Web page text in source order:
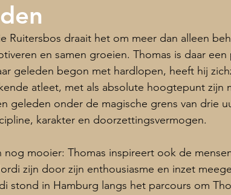
Ruitersbos draait het om meer dan alleen
en samen groeien. Thomas is daar
geleden begon met hardlopen, heeft hij
atleet, met als absolute hoogtepunt zijn
geleden onder de magische grens van drie
karakter en doorzettingsvermogen.
nog mooier: Thomas inspireert ook de
zijn door zijn enthousiasme en inzet
stond in Hamburg langs het parcours om